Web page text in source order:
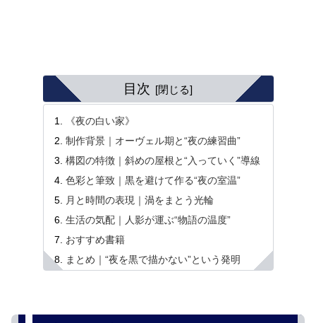
目次
《夜の白い家》
制作背景｜オーヴェル期と“夜の練習曲”
構図の特徴｜斜めの屋根と“入っていく”導線
色彩と筆致｜黒を避けて作る“夜の室温”
月と時間の表現｜渦をまとう光輪
生活の気配｜人影が運ぶ“物語の温度”
おすすめ書籍
まとめ｜“夜を黒で描かない”という発明